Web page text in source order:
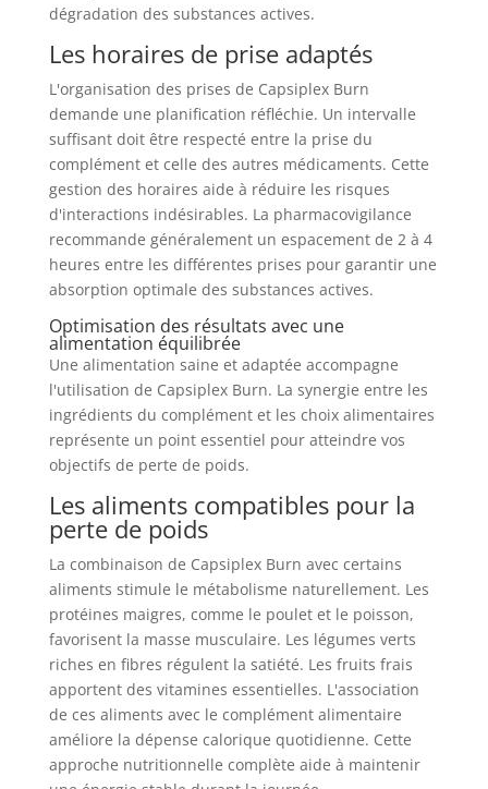
dégradation des substances actives.
Les horaires de prise adaptés
L'organisation des prises de Capsiplex Burn
demande une planification réfléchie. Un intervalle
suffisant doit être respecté entre la prise du
complément et celle des autres médicaments. Cette
gestion des horaires aide à réduire les risques
d'interactions indésirables. La pharmacovigilance
recommande généralement un espacement de 2 à 4
heures entre les différentes prises pour garantir une
absorption optimale des substances actives.
Optimisation des résultats avec une
alimentation équilibrée
Une alimentation saine et adaptée accompagne
l'utilisation de Capsiplex Burn. La synergie entre les
ingrédients du complément et les choix alimentaires
représente un point essentiel pour atteindre vos
objectifs de perte de poids.
Les aliments compatibles pour la
perte de poids
La combinaison de Capsiplex Burn avec certains
aliments stimule le métabolisme naturellement. Les
protéines maigres, comme le poulet et le poisson,
favorisent la masse musculaire. Les légumes verts
riches en fibres régulent la satiété. Les fruits frais
apportent des vitamines essentielles. L'association
de ces aliments avec le complément alimentaire
améliore la dépense calorique quotidienne. Cette
approche nutritionnelle complète aide à maintenir